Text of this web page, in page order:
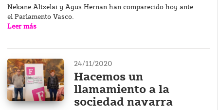
Nekane Altzelai y Agus Hernan han comparecido hoy ante
el Parlamento Vasco.
Leer más
24/11/2020
Hacemos un
llamamiento a la
sociedad navarra